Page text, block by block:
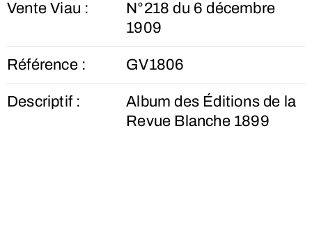
Vente Viau :
N°218 du 6 décembre
1909
Référence : GV1806
Descriptif :
Album des Éditions de la
Revue Blanche 1899